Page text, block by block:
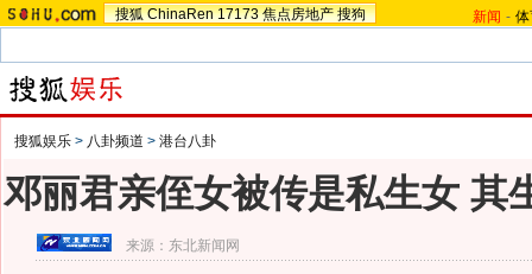
搜狐 ChinaRen 17173 焦点房地产 搜狗 新闻 -
搜狐娱乐 > 八卦频道 > 港台八卦
邓丽君亲侄女被传是私生女 其
来源： 东北新闻网